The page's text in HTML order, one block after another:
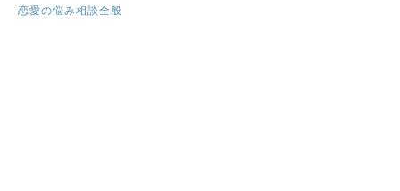
恋愛の悩み相談全般